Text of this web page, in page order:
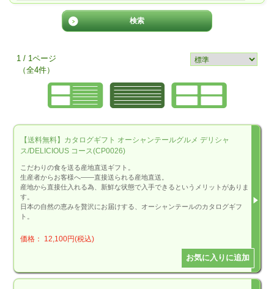
1 / 1ページ
（全4件）
【送料無料】カタログギフト オーシャンテールグルメ デリシャ
ス/DELICIOUS コース(CP0026)
こだわりの食を送る産地直送ギフト。
生産者からお客様へ――直接送られる産地直送。
産地から直接仕入れる為、新鮮な状態で入手できるというメリットがありま
す。
日本の自然の恵みを贅沢にお届けする、オーシャンテールのカタログギフ
ト。
価格： 12,100円(税込)